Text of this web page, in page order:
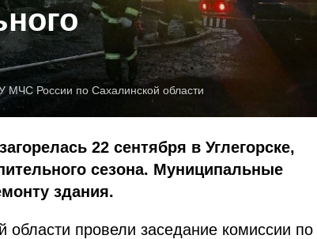
МЧС России по Сахалинской области
22 сентября в Углегорске,
сезона. Муниципальные
здания.
области провели заседание комиссии по